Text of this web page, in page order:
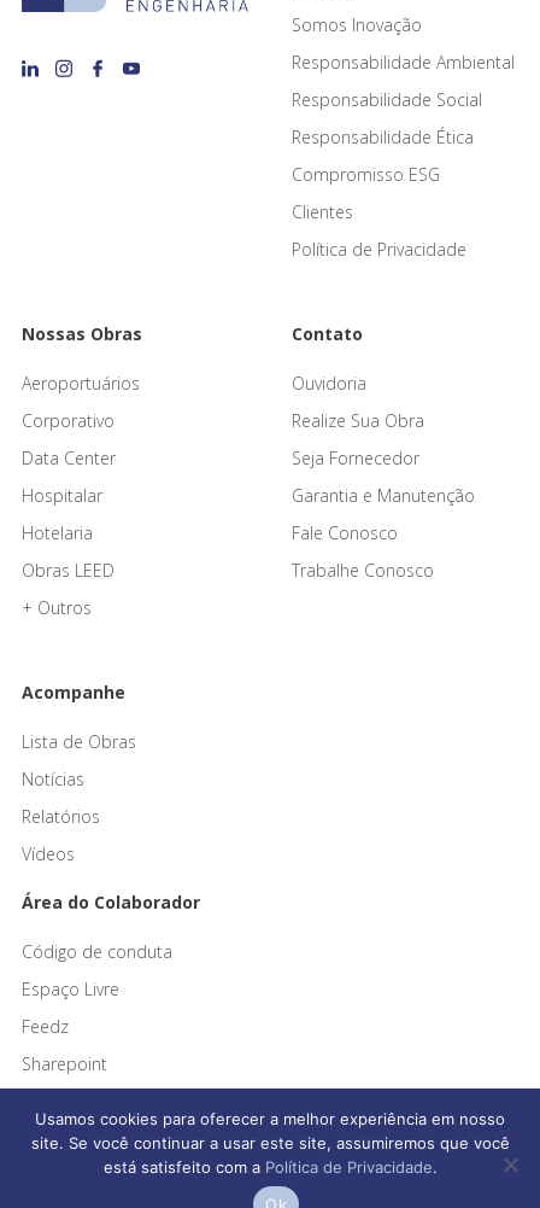
Somos Inovação
Responsabilidade Ambiental
Responsabilidade Social
Responsabilidade Ética
Compromisso ESG
Clientes
Política de Privacidade
Nossas Obras
Aeroportuários
Corporativo
Data Center
Hospitalar
Hotelaria
Obras LEED
+ Outros
Contato
Ouvidoria
Realize Sua Obra
Seja Fornecedor
Garantia e Manutenção
Fale Conosco
Trabalhe Conosco
Acompanhe
Lista de Obras
Notícias
Relatórios
Vídeos
Área do Colaborador
Código de conduta
Espaço Livre
Feedz
Sharepoint
Afonso França Engenharia © 2026 Todos os direitos reservados
Usamos cookies para oferecer a melhor experiência em nosso
site. Se você continuar a usar este site, assumiremos que você
está satisfeito com a Política de Privacidade.
Ok